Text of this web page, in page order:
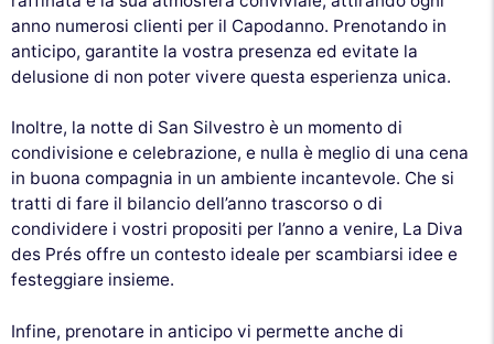
anno numerosi clienti per il Capodanno. Prenotando in
anticipo, garantite la vostra presenza ed evitate la
delusione di non poter vivere questa esperienza unica.
Inoltre, la notte di San Silvestro è un momento di
condivisione e celebrazione, e nulla è meglio di una cena
in buona compagnia in un ambiente incantevole. Che si
tratti di fare il bilancio dell’anno trascorso o di
condividere i vostri propositi per l’anno a venire, La Diva
des Prés offre un contesto ideale per scambiarsi idee e
festeggiare insieme.
Infine, prenotare in anticipo vi permette anche di